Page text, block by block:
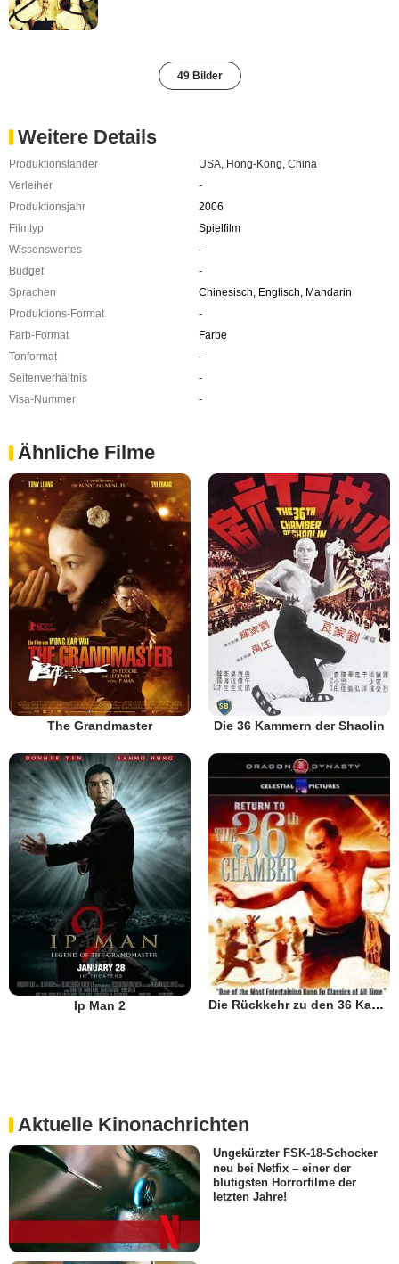
49 Bilder
Weitere Details
Produktionsländer USA, Hong-Kong, China
Verleiher
-
Produktionsjahr
2006
Filmtyp
Spielfilm
Wissenswertes
-
Budget
-
Sprachen
Chinesisch, Englisch, Mandarin
Produktions-Format
-
Farb-Format
Farbe
Tonformat
-
Seitenverhältnis
-
Visa-Nummer
-
Ähnliche Filme
The Grandmaster Die 36 Kammern der Shaolin
Ip Man 2 Die Rückkehr zu den 36 Kammern der Shaolin
Aktuelle Kinonachrichten
Ungekürzter FSK-18-Schocker
neu bei Netfix – einer der
blutigsten Horrorfilme der
letzten Jahre!